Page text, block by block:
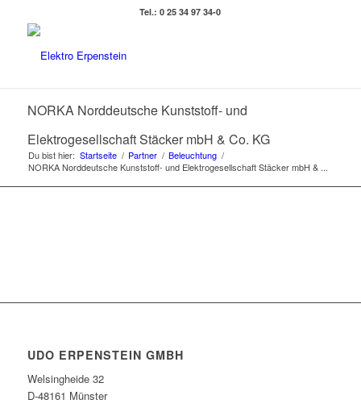
Tel.: 0 25 34 97 34-0
NORKA Norddeutsche Kunststoff- und
Elektrogesellschaft Stäcker mbH & Co. KG
Du bist hier: Startseite / Partner / Beleuchtung /
NORKA Norddeutsche Kunststoff- und Elektrogesellschaft Stäcker mbH & ...
UDO ERPENSTEIN GMBH
Welsingheide 32
D-48161 Münster